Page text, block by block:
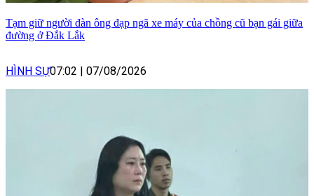
Tạm giữ người đàn ông đạp ngã xe máy của chồng cũ bạn gái giữa
đường ở Đắk Lắk
HÌNH SỰ07:02 | 07/08/2026